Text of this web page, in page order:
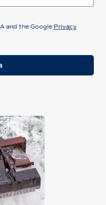
and the Google Privacy